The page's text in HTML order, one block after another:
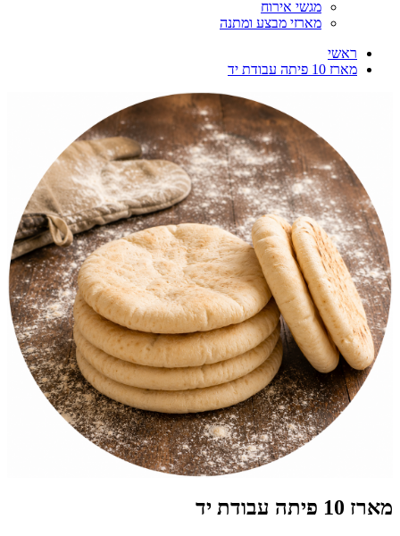
מגשי אירוח
מארזי מבצע ומתנה
ראשי
מארז 10 פיתה עבודת יד
מארז 10 פיתה עבודת יד